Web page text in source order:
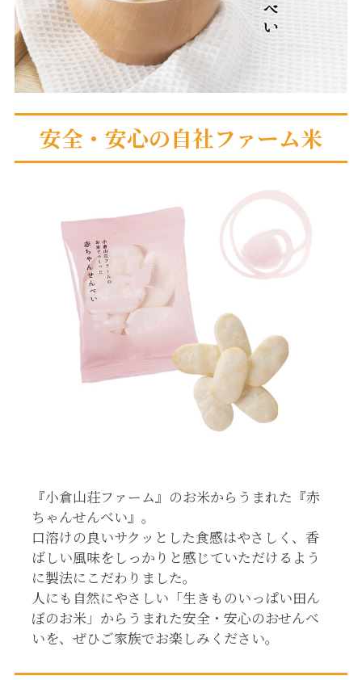
安全・安心の自社ファーム米
『小倉山荘ファーム』のお米からうまれた『赤
ちゃんせんべい』。
口溶けの良いサクッとした食感はやさしく、香
ばしい風味をしっかりと感じていただけるよう
に製法にこだわりました。
人にも自然にやさしい「生きものいっぱい田ん
ぼのお米」からうまれた安全・安心のおせんべ
いを、ぜひご家族でお楽しみください。